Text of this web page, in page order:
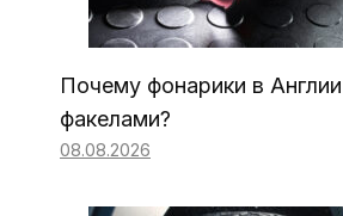
Почему фонарики в
факелами?
08.08.2026